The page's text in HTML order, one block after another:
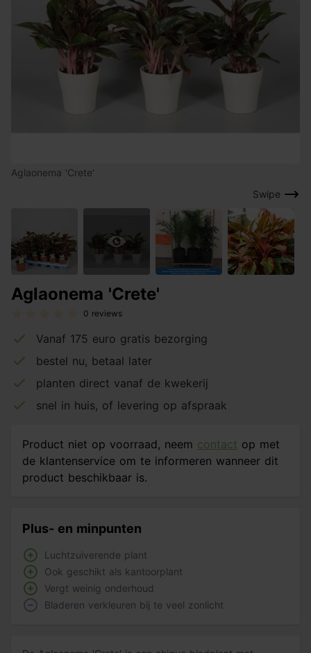
Swipe
Aglaonema 'Crete'
Aglaonema 'Crete'
0 reviews
Vanaf 175 euro gratis bezorging
bestel nu, betaal later
planten direct vanaf de kwekerij
snel in huis, of levering op afspraak
Product niet op voorraad, neem contact op met
de klantenservice om te informeren wanneer dit
product beschikbaar is.
Plus- en minpunten
Luchtzuiverende plant
Ook geschikt als kantoorplant
Vergt weinig onderhoud
Bladeren verkleuren bij te veel zonlicht